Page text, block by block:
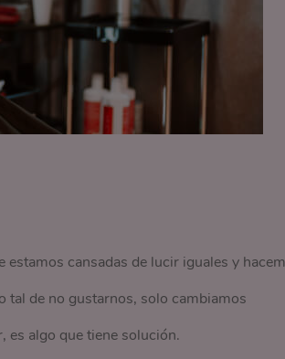
cansadas de lucir iguales y
tal de no gustarnos, solo cambiamos
es algo que tiene solución.